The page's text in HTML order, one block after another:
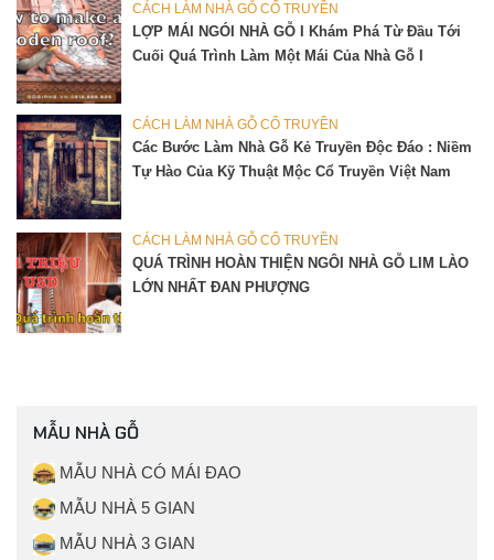
CÁCH LÀM NHÀ GỖ CỔ TRUYỀN
LỢP MÁI NGÓI NHÀ GỖ I Khám Phá Từ Đầu Tới
Cuối Quá Trình Làm Một Mái Của Nhà Gỗ I
CÁCH LÀM NHÀ GỖ CỔ TRUYỀN
Các Bước Làm Nhà Gỗ Kẻ Truyền Độc Đáo : Niềm
Tự Hào Của Kỹ Thuật Mộc Cổ Truyền Việt Nam
CÁCH LÀM NHÀ GỖ CỔ TRUYỀN
QUÁ TRÌNH HOÀN THIỆN NGÔI NHÀ GỖ LIM LÀO
LỚN NHẤT ĐAN PHƯỢNG
MẪU NHÀ GỖ
MẪU NHÀ CÓ MÁI ĐAO
MẪU NHÀ 5 GIAN
MẪU NHÀ 3 GIAN